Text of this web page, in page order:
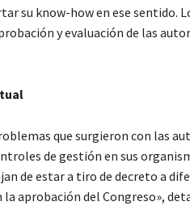
su know-how en ese sentido.
y evaluación de las
que surgieron con las
de gestión en sus
de estar a tiro de decreto a
la aprobación del Congreso»,